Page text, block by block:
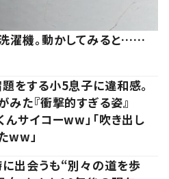
濯機。動かしてみると……
をする小5息子に違和感。
た『衝撃的すぎる姿』
んサイコーww」「吹き出し
ww」
出会うも“別々の道を歩